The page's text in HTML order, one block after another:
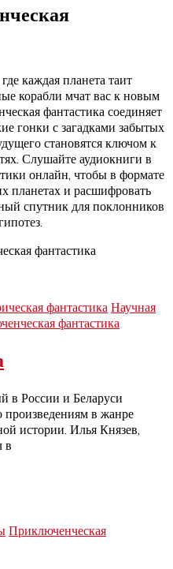
каждая планета таит
корабли мчат вас к новым
фантастика соединяет
гонки с загадками забытых
становятся ключом к
Слушайте аудиокниги в
онлайн, чтобы в формате
планетах и расшифровать
спутник для поклонников
фантастика
фантастика Научная
фантастика
в России и Беларуси
произведениям в жанре
истории. Илья Князев,
в
Приключенческая